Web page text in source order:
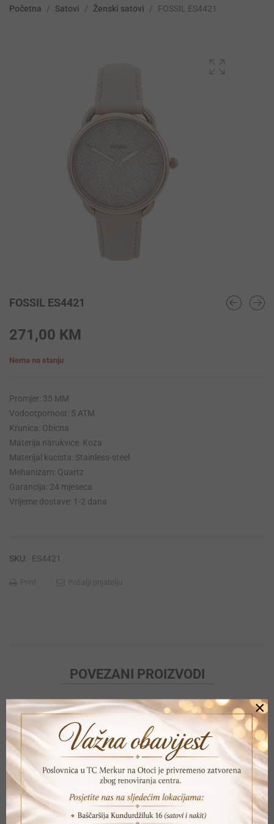
Početna / Satovi / Ženski satovi / FOSSIL ES4421
FOSSIL ES4421
271,00 KM
Nema na stanju
Promjer: 35 MM
Vodootpornost: 5 ATM
Krunica: Obicna
Materija narukvice: Koza
Materijal kucista: Stainless-steel
Mehanizam: Quartz
Garancija: 24 mjeseca
Vrijeme dostave: 1-2 dana
SKU: ES4421
POVEZANI PROIZVODI
×